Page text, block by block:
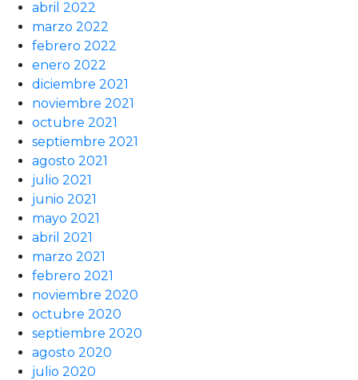
abril 2022
marzo 2022
febrero 2022
enero 2022
diciembre 2021
noviembre 2021
octubre 2021
septiembre 2021
agosto 2021
julio 2021
junio 2021
mayo 2021
abril 2021
marzo 2021
febrero 2021
noviembre 2020
octubre 2020
septiembre 2020
agosto 2020
julio 2020